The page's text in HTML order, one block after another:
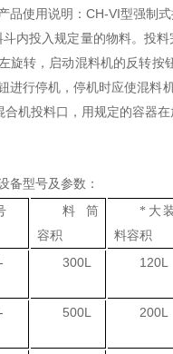
品使用说明： CH-VI型强制
斗内投入规定量的物料。投
旋转，启动混料机的反转按
进行停机，停机时应使混料
合机投料口，用规定的容器
备型号及参数：
料筒
容积
*大
料容积
300L 120L
500L 200L